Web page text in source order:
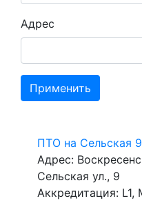
Адрес
Применить
ПТО на Сельская 9
Адрес:
Сельская ул., 9
Аккредитация: L1,